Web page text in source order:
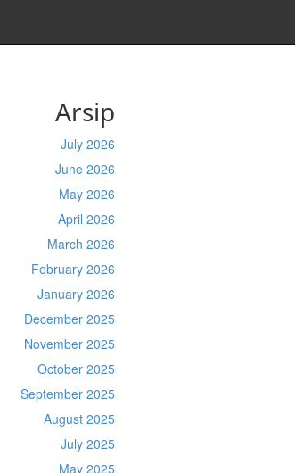
Arsip
July 2026
June 2026
May 2026
April 2026
March 2026
February 2026
January 2026
December 2025
November 2025
October 2025
September 2025
August 2025
July 2025
May 2025